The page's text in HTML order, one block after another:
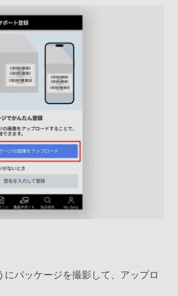
パッケージを撮影して、アップロ